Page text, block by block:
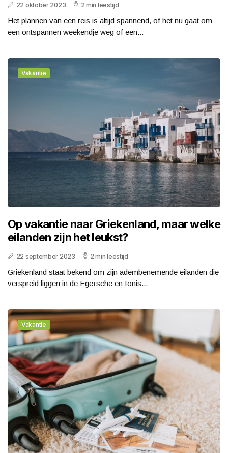
22 oktober 2023 2 min leestijd
Het plannen van een reis is altijd spannend, of het nu gaat om
een ontspannen weekendje weg of een...
Vakantie
Op vakantie naar Griekenland, maar welke
eilanden zijn het leukst?
22 september 2023 2 min leestijd
Griekenland staat bekend om zijn adembenemende eilanden die
verspreid liggen in de Egeïsche en Ionis...
Vakantie